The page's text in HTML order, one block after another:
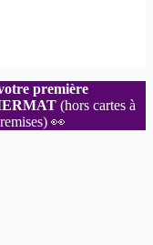
première
(hors cartes à
👀